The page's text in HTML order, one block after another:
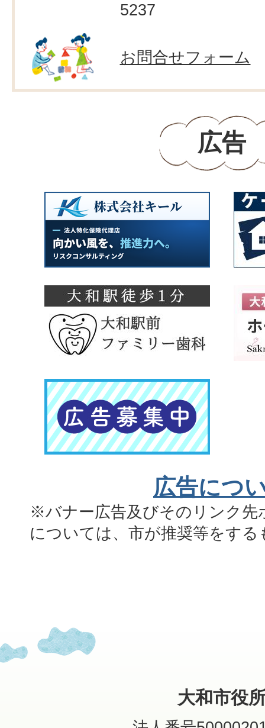
5237
お問合せフォーム
広告
広告につ
※バナー広告及びそのリンク先
については、市が推奨等をす
大和市役